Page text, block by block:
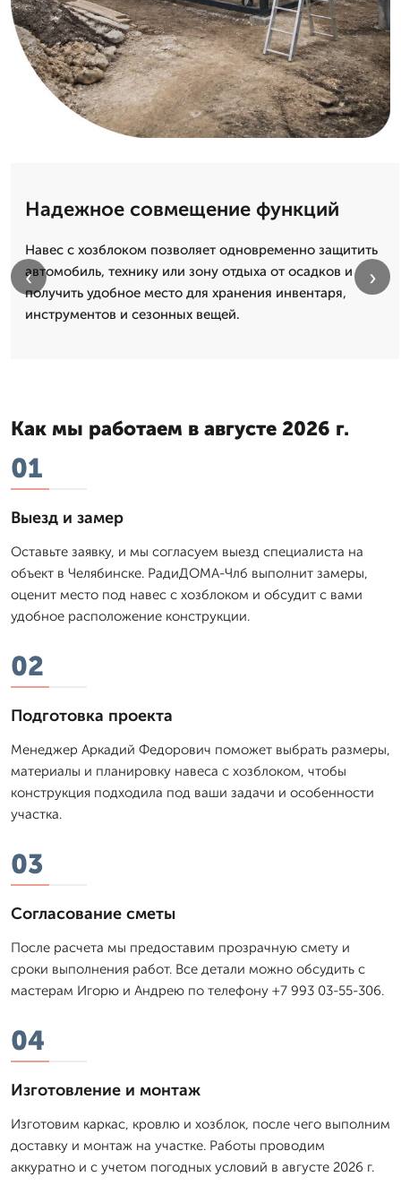
Надежное совмещение функций
Навес с хозблоком позволяет одновременно защитить
автомобиль, технику или зону отдыха от осадков и
получить удобное место для хранения инвентаря,
инструментов и сезонных вещей.
‹ ›
Как мы работаем в августе 2026 г.
01
Выезд и замер
Оставьте заявку, и мы согласуем выезд специалиста на
объект в Челябинске. РадиДОМА-Члб выполнит замеры,
оценит место под навес с хозблоком и обсудит с вами
удобное расположение конструкции.
02
Подготовка проекта
Менеджер Аркадий Федорович поможет выбрать размеры,
материалы и планировку навеса с хозблоком, чтобы
конструкция подходила под ваши задачи и особенности
участка.
03
Согласование сметы
После расчета мы предоставим прозрачную смету и
сроки выполнения работ. Все детали можно обсудить с
мастерам Игорю и Андрею по телефону +7 993 03-55-306.
04
Изготовление и монтаж
Изготовим каркас, кровлю и хозблок, после чего выполним
доставку и монтаж на участке. Работы проводим
аккуратно и с учетом погодных условий в августе 2026 г.